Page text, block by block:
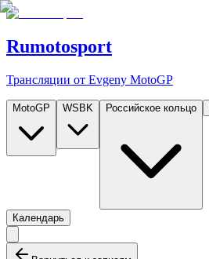
Rumotosport
Трансляции от Evgeny MotoGP
MotoGP WSBK Российское кольцо
Календарь